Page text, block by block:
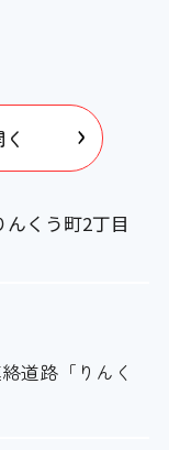
くう町2丁目
道路「りんく